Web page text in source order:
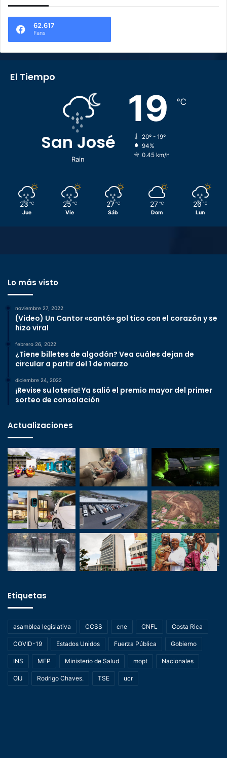
62.617
Fans
El Tiempo
San José
Rain
19 ℃
20º - 19º
94%
0.45 km/h
23 ℃
Jue
25 ℃
Vie
27 ℃
Sáb
27 ℃
Dom
26 ℃
Lun
Lo más visto
noviembre 27, 2022
(Video) Un Cantor «cantó» gol tico con el corazón y se
hizo viral
febrero 26, 2022
¿Tiene billetes de algodón? Vea cuáles dejan de
circular a partir del 1 de marzo
diciembre 24, 2022
¡Revise su lotería! Ya salió el premio mayor del primer
sorteo de consolación
Actualizaciones
Etiquetas
asamblea legislativa CCSS cne CNFL Costa Rica
COVID-19 Estados Unidos Fuerza Pública Gobierno
INS MEP Ministerio de Salud mopt Nacionales
OIJ Rodrigo Chaves. TSE ucr